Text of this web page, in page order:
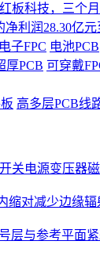
板科技，三个
利润28.30亿元
子FPC 电池PCB
厚PCB 可穿戴
高多层PCB线
关电源变压器
缩对减少边缘
层与参考平面